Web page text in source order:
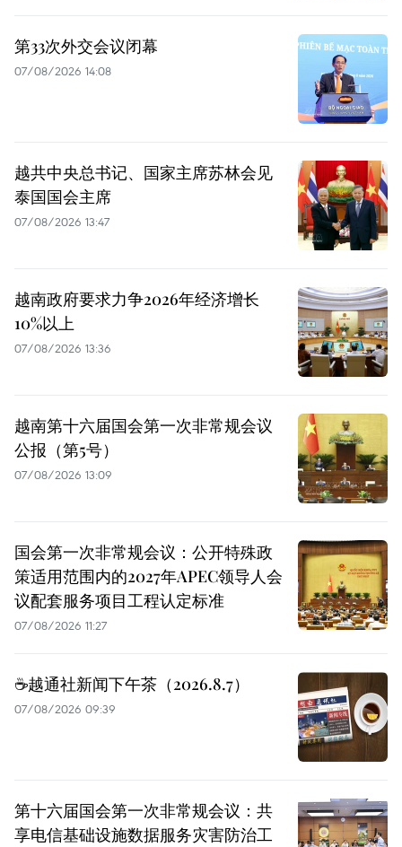
第33次外交会议闭幕
07/08/2026 14:08
越共中央总书记、国家主席苏林会见
泰国国会主席
07/08/2026 13:47
越南政府要求力争2026年经济增长
10%以上
07/08/2026 13:36
越南第十六届国会第一次非常规会议
公报（第5号）
07/08/2026 13:09
国会第一次非常规会议：公开特殊政
策适用范围内的2027年APEC领导人会
议配套服务项目工程认定标准
07/08/2026 11:27
☕️越通社新闻下午茶（2026.8.7）
07/08/2026 09:39
第十六届国会第一次非常规会议：共
享电信基础设施数据服务灾害防治工